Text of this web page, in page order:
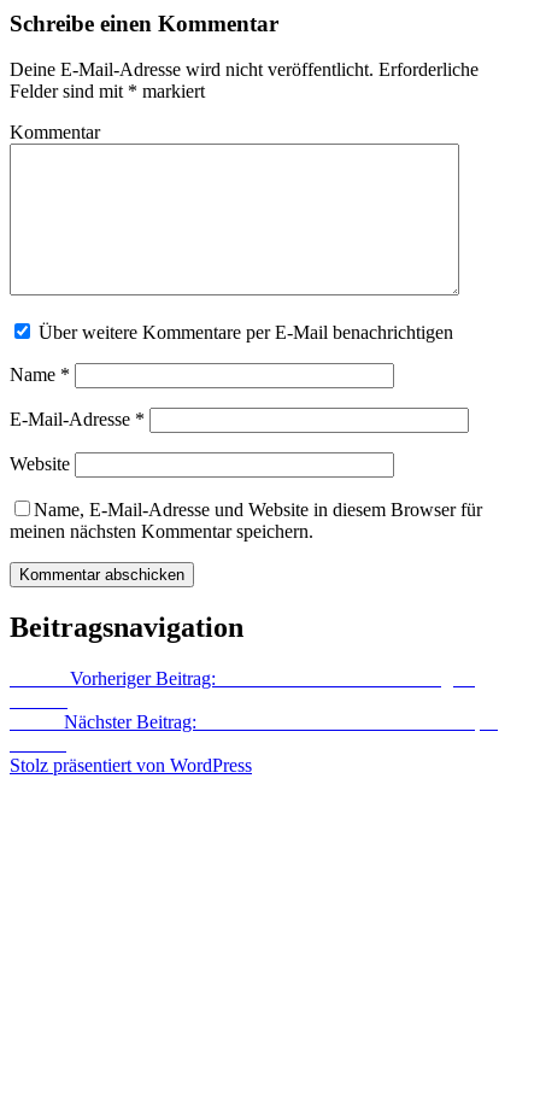
Schreibe einen Kommentar
Deine E-Mail-Adresse wird nicht veröffentlicht. Erforderliche
Felder sind mit * markiert
Kommentar
Über weitere Kommentare per E-Mail benachrichtigen
Name *
E-Mail-Adresse *
Website
Name, E-Mail-Adresse und Website in diesem Browser für
meinen nächsten Kommentar speichern.
Beitragsnavigation
Vorheriger Beitrag:
Nächster Beitrag:
Stolz präsentiert von WordPress